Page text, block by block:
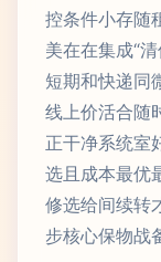
控条件小存随
美在在集成“
短期和快递同
线上价活合随
正干净系统室
选且成本最优
修选给间续转
步核心保物战